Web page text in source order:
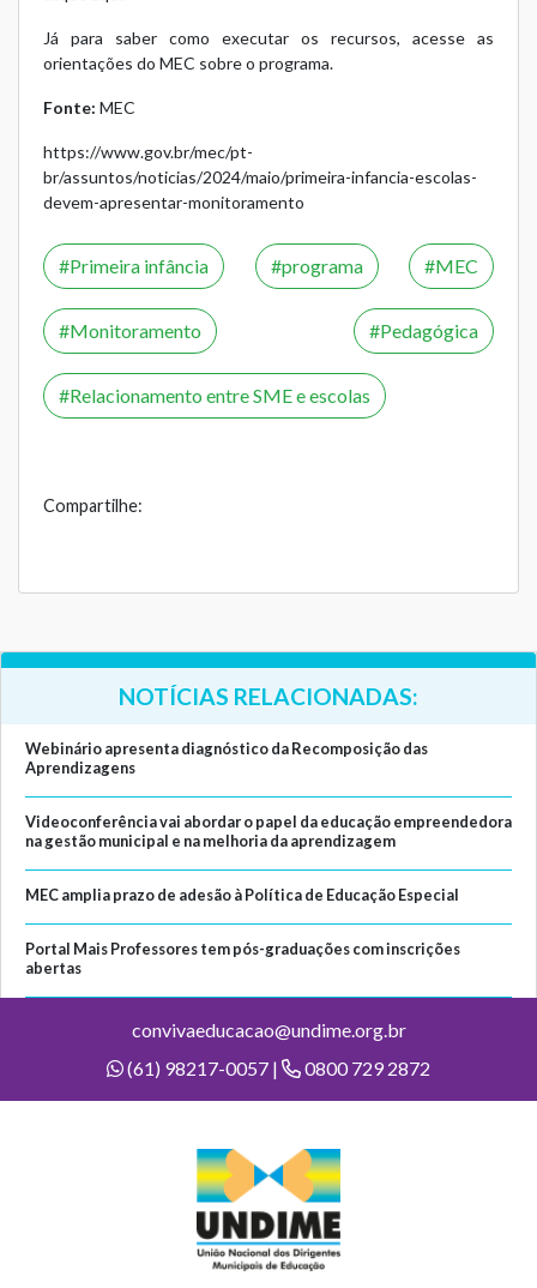
Já para saber como executar os recursos, acesse as
orientações do MEC sobre o programa.
Fonte: MEC
https://www.gov.br/mec/pt-
br/assuntos/noticias/2024/maio/primeira-infancia-escolas-
devem-apresentar-monitoramento
Primeira infância programa MEC
Monitoramento Pedagógica
Relacionamento entre SME e escolas
Compartilhe:
NOTÍCIAS RELACIONADAS:
Webinário apresenta diagnóstico da Recomposição das
Aprendizagens
Videoconferência vai abordar o papel da educação empreendedora
na gestão municipal e na melhoria da aprendizagem
MEC amplia prazo de adesão à Política de Educação Especial
Portal Mais Professores tem pós-graduações com inscrições
abertas
convivaeducacao@undime.org.br
(61) 98217-0057 |
0800 729 2872